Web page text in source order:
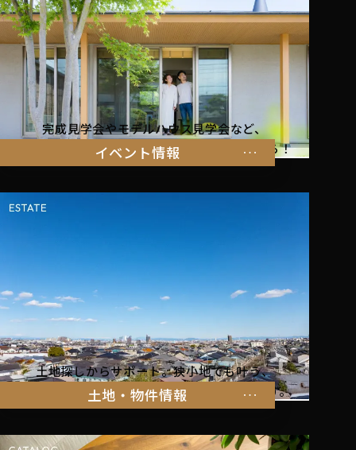
イベント情報
完成見学会やモデルハウス見学会など、
暮らしを体感できるイベント情報はこちらから！
土地・物件情報
土地探しからサポート。狭小地でも叶う、
家族の暮らしにぴったりな物件をご紹介します。